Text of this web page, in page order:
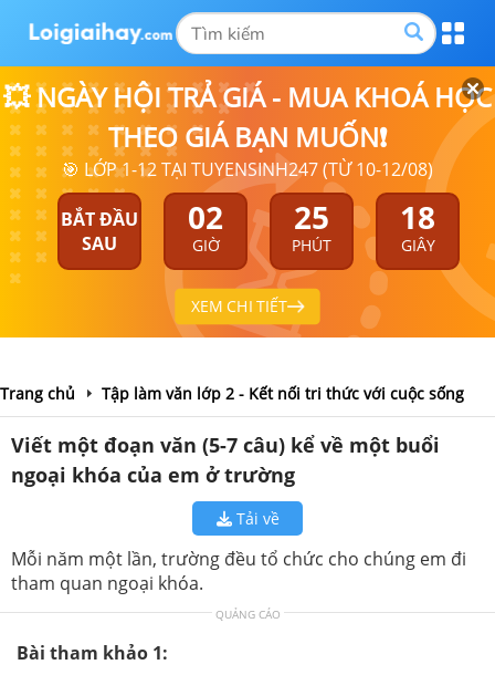
💥 NGÀY HỘI TRẢ GIÁ - MUA KHOÁ HỌC
THEO GIÁ BẠN MUỐN❗
🎯 LỚP 1-12 TẠI TUYENSINH247 (TỪ 10-12/08)
BẮT ĐẦU
SAU
02
GIỜ
25
PHÚT
18
GIÂY
XEM CHI TIẾT
Trang chủ Tập làm văn lớp 2 - Kết nối tri thức với cuộc sống
Viết một đoạn văn (5-7 câu) kể về một buổi
ngoại khóa của em ở trường
Tải về
Mỗi năm một lần, trường đều tổ chức cho chúng em đi
tham quan ngoại khóa.
QUẢNG CÁO
Bài tham khảo 1: